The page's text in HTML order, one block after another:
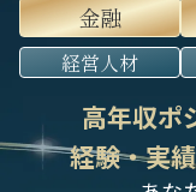
金融
経営人材
高年収ポ
経験・実